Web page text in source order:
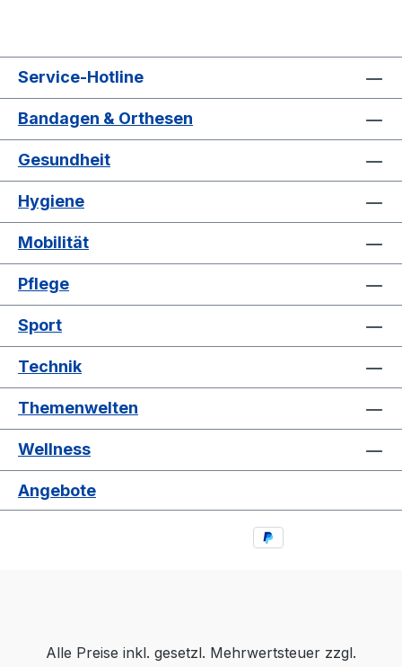
Service-Hotline
Bandagen & Orthesen
Gesundheit
Hygiene
Mobilität
Pflege
Sport
Technik
Themenwelten
Wellness
Angebote
Alle Preise inkl. gesetzl. Mehrwertsteuer zzgl.